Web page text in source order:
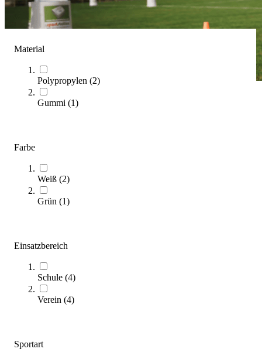
Material
Polypropylen (2)
Gummi (1)
Farbe
Weiß (2)
Grün (1)
Einsatzbereich
Schule (4)
Verein (4)
Sportart
sportstation 2
Kategorien & Filter
Sortieren nach
3.690,00 €